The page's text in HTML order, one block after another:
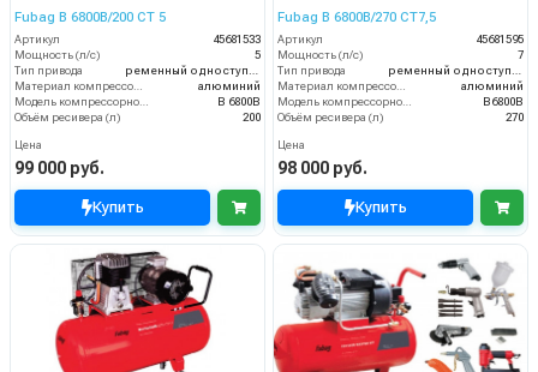
Fubag B 6800B/200 СТ 5
Артикул
45681533
Мощность (л/с)
5
Тип привода
алюминий
B 6800B
Объём ресивера (л)
200
Цена
99 000 руб.
Купить
Fubag B 6800B/270 CT7,5
Артикул
45681595
Мощность (л/с)
7
Тип привода
алюминий
B6800B
Объём ресивера (л)
270
Цена
98 000 руб.
Купить